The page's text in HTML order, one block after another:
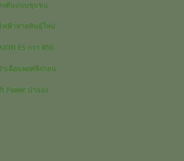
งต้นแบบชุมชน
ฟฟ้าสายพันธุ์ใหม่
ES กว่า 850
เดือนพฤศจิกายน
Power นำร่อง